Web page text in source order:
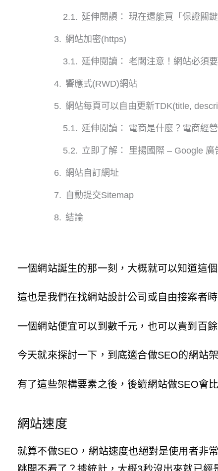
延伸閱讀： 現在還能買「保證關
網站加密(https)
延伸閱讀： 老闆注意！網站必須
響應式(RWD)網站
網站每頁可以自由更新TDK(title,
延伸閱讀： 電商是什麼？電商經
立即了解： 里揚國際 – Google 廣
網站自訂網址
自動提交Sitemap
結論
一個網站誕生的那一刻，大概就可以知道這
這也是我們在找網站設計公司或自由接案者
一個網站便宜可以到數千元，也可以貴到百
今天就來探討一下，到底適合做SEO的網站
有了這些架構要素之後，後續網站做SEO會
網站速度
就算不做SEO，網站速度也絕對是使用者非